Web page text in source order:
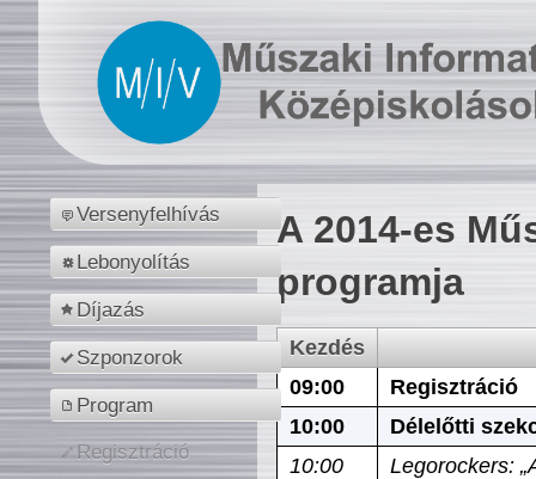
Versenyfelhívás
Lebonyolítás
Díjazás
Szponzorok
Program
Regisztráció
A 2014-es
programja
Kezdés
09:00
Regisztráció
10:00
Délelőtti
10:00
Legorockers: